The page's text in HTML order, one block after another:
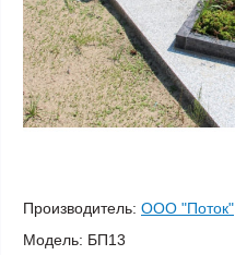
Производитель: ООО "Поток"
Модель: БП13